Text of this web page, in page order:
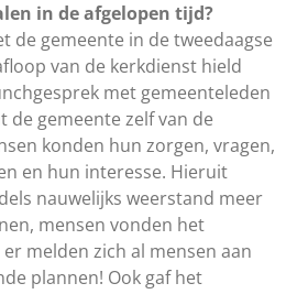
in de afgelopen tijd?
de gemeente in de tweedaagse
van de kerkdienst hield
met gemeenteleden
de gemeente zelf van de
konden hun zorgen, vragen,
en hun interesse. Hieruit
nauwelijks weerstand meer
mensen vonden het
melden zich al mensen aan
plannen! Ook gaf het